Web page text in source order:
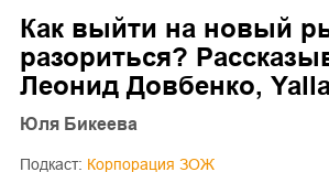
Как выйти на новый
разориться?
Леонид Довбенко,
Юля Бикеева
Подкаст:
Корпорация ЗОЖ